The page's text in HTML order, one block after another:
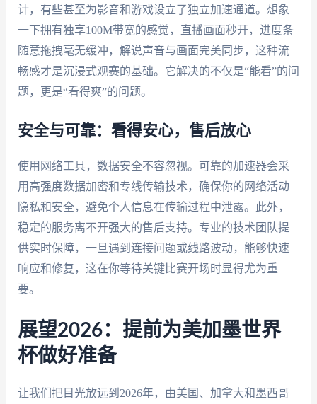
计，有些甚至为影音和游戏设立了独立加速通道。想象
一下拥有独享100M带宽的感觉，直播画面秒开，进度条
随意拖拽毫无缓冲，解说声音与画面完美同步，这种流
畅感才是沉浸式观赛的基础。它解决的不仅是“能看”的问
题，更是“看得爽”的问题。
安全与可靠：看得安心，售后放心
使用网络工具，数据安全不容忽视。可靠的加速器会采
用高强度数据加密和专线传输技术，确保你的网络活动
隐私和安全，避免个人信息在传输过程中泄露。此外，
稳定的服务离不开强大的售后支持。专业的技术团队提
供实时保障，一旦遇到连接问题或线路波动，能够快速
响应和修复，这在你等待关键比赛开场时显得尤为重
要。
展望2026：提前为美加墨世界
杯做好准备
让我们把目光放远到2026年，由美国、加拿大和墨西哥